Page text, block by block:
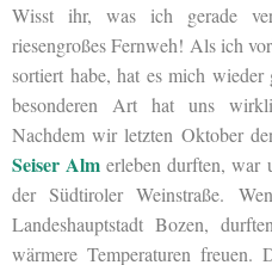
Wisst ihr, was ich gerade
riesengroßes Fernweh! Als ich
sortiert habe, hat es mich
besonderen Art hat uns
Nachdem wir letzten Oktober
Seiser Alm erleben durften, war
der Südtiroler Weinstraße.
Landeshauptstadt Bozen,
wärmere Temperaturen